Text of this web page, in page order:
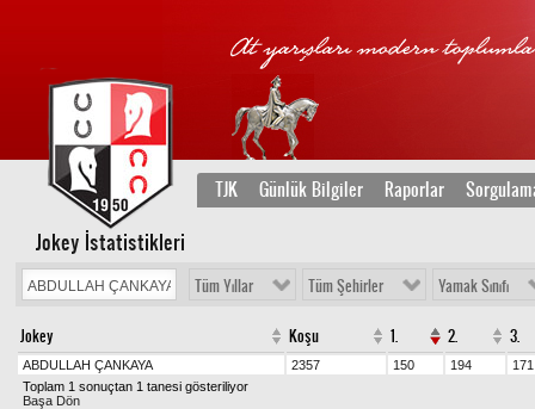
TJK Günlük Bilgiler Raporlar
Jokey İstatistikleri
Tüm Yıllar Tüm Şehirler Yamak Sınıfı
Jokey Koşu 1. 2. 3.
ABDULLAH ÇANKAYA 2357 150 194
171
Toplam 1 sonuçtan 1 tanesi gösteriliyor
Başa Dön